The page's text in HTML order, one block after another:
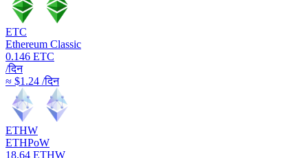
ETC
Ethereum Classic
0.146 ETC
/दिन
≈ $1.24 /दिन
ETHW
ETHPoW
18.64 ETHW